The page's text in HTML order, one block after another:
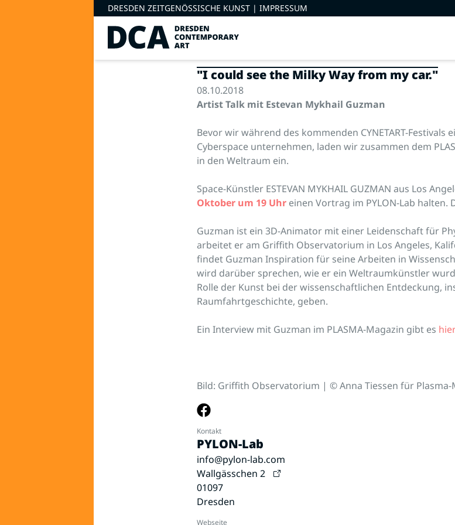
DRESDEN ZEITGENÖSSISCHE KUNST | IMPRESSUM
"I could see the Milky Way from my car."
08.10.2018
Artist Talk mit Estevan Mykhail Guzman
Bevor wir während des kommenden CYNETART-Festivals
Cyberspace unternehmen, laden wir zusammen dem
in den Weltraum ein.
Space-Künstler ESTEVAN MYKHAIL GUZMAN aus Los
Oktober um 19 Uhr einen Vortrag im PYLON-Lab halten.
Guzman ist ein 3D-Animator mit einer Leidenschaft für
arbeitet er am Griffith Observatorium in Los Angeles,
findet Guzman Inspiration für seine Arbeiten in
wird darüber sprechen, wie er ein Weltraumkünstler
Rolle der Kunst bei der wissenschaftlichen Entdeckung,
Raumfahrtgeschichte, geben.
Ein Interview mit Guzman im PLASMA-Magazin gibt es hier
Bild: Griffith Observatorium | © Anna Tiessen für Plasma-
Kontakt
PYLON-Lab
info@pylon-lab.com
Wallgässchen 2
01097
Dresden
Webseite